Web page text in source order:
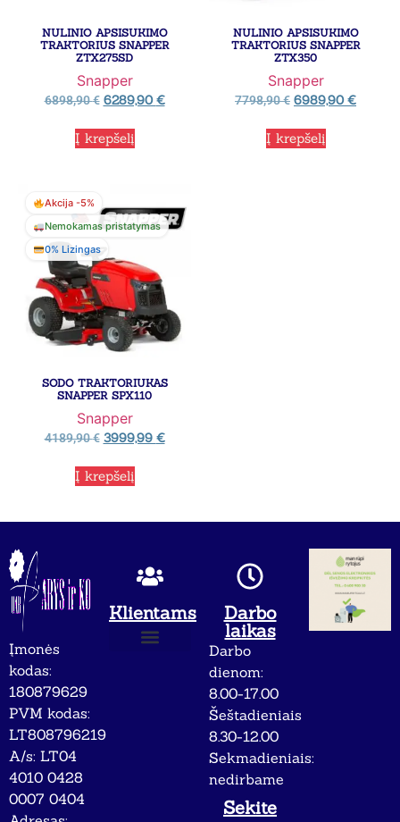
NULINIO APSISUKIMO
TRAKTORIUS SNAPPER
ZTX275SD
Snapper
6898,90€ 6289,90€
Į krepšelį
NULINIO APSISUKIMO
TRAKTORIUS SNAPPER
ZTX350
Snapper
7798,90€ 6989,90€
Į krepšelį
Akcija -5%
Nemokamas pristatymas
0% Lizingas
SODO TRAKTORIUKAS
SNAPPER SPX110
Snapper
4189,90€ 3999,99 €
Į krepšelį
Įmonės
kodas:
180879629
PVM kodas:
LT808796219
A/s: LT04
4010 0428
0007 0404
Klientams
Darbo
laikas
Darbo
dienom:
8.00-17.00
Šeštadieniais
8.30-12.00
Sekmadieniais:
nedirbame
Sekite